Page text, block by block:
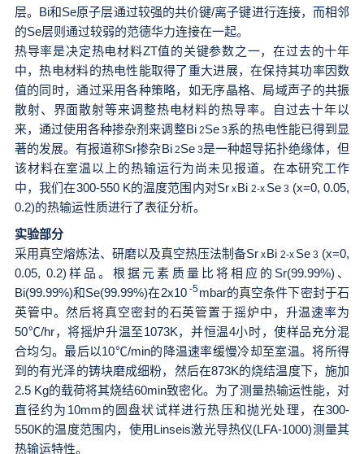
层。Bi和Se原子层通过较强的共价键/离子键进行连接，而相邻
的Se层则通过较弱的范德华力连接在一起。
热导率是决定热电材料ZT值的关键参数之一，在过去的十年
中，热电材料的热电性能取得了重大进展，在保持其功率因数
值的同时，通过采用各种策略，如无序晶格、局域声子的共振
散射、界面散射等来调整热电材料的热导率。自过去十年以
来，通过使用各种掺杂剂来调整Bi 2Se 3系的热电性能已得到显
著的发展。有报道称Sr掺杂Bi 2Se 3是一种超导拓扑绝缘体，但
该材料在室温以上的热输运行为尚未见报道。在本研究工作
中，我们在300-550 K的温度范围内对Sr xBi 2-x Se 3 (x=0, 0.05,
0.2)的热输运性质进行了表征分析。
实验部分
采用真空熔炼法、研磨以及真空热压法制备Sr xBi 2-x Se 3 (x=0,
0.05, 0.2)样品。根据元素质量比将相应的Sr(99.99%)、
Bi(99.99%)和Se(99.99%)在2x10 -5 mbar的真空条件下密封于石
英管中。然后将真空密封的石英管置于摇炉中，升温速率为
50℃/hr，将摇炉升温至1073K，并恒温4小时，使样品充分混
合均匀。最后以10℃/min的降温速率缓慢冷却至室温。将所得
到的有光泽的铸块磨成细粉，然后在873K的烧结温度下，施加
2.5 Kg的载荷将其烧结60min致密化。为了测量热输运性能，对
直径约为10mm的圆盘状试样进行热压和抛光处理，在300-
550K的温度范围内，使用Linseis激光导热仪(LFA-1000)测量其
热输运特性。